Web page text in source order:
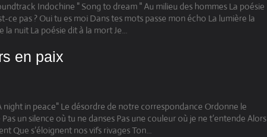
Indochine " Song to dream " Au milieu des hommes La poésie
ce pas ? Oui tu es moi Dans tes mots passe mon écho La lumière la
la nuit La poésie dit à la mort Je...
en paix
night in peace" Le désordre de notre correspondance Ordonne le
un silence où tu ne danses Pas une couleur où je ne t’entende Alors
Que s’éloignent nos vifs rivages Ton...